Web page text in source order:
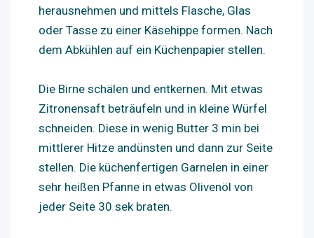
herausnehmen und mittels Flasche, Glas
oder Tasse zu einer Käsehippe formen. Nach
dem Abkühlen auf ein Küchenpapier stellen.
Die Birne schälen und entkernen. Mit etwas
Zitronensaft beträufeln und in kleine Würfel
schneiden. Diese in wenig Butter 3 min bei
mittlerer Hitze andünsten und dann zur Seite
stellen. Die küchenfertigen Garnelen in einer
sehr heißen Pfanne in etwas Olivenöl von
jeder Seite 30 sek braten.